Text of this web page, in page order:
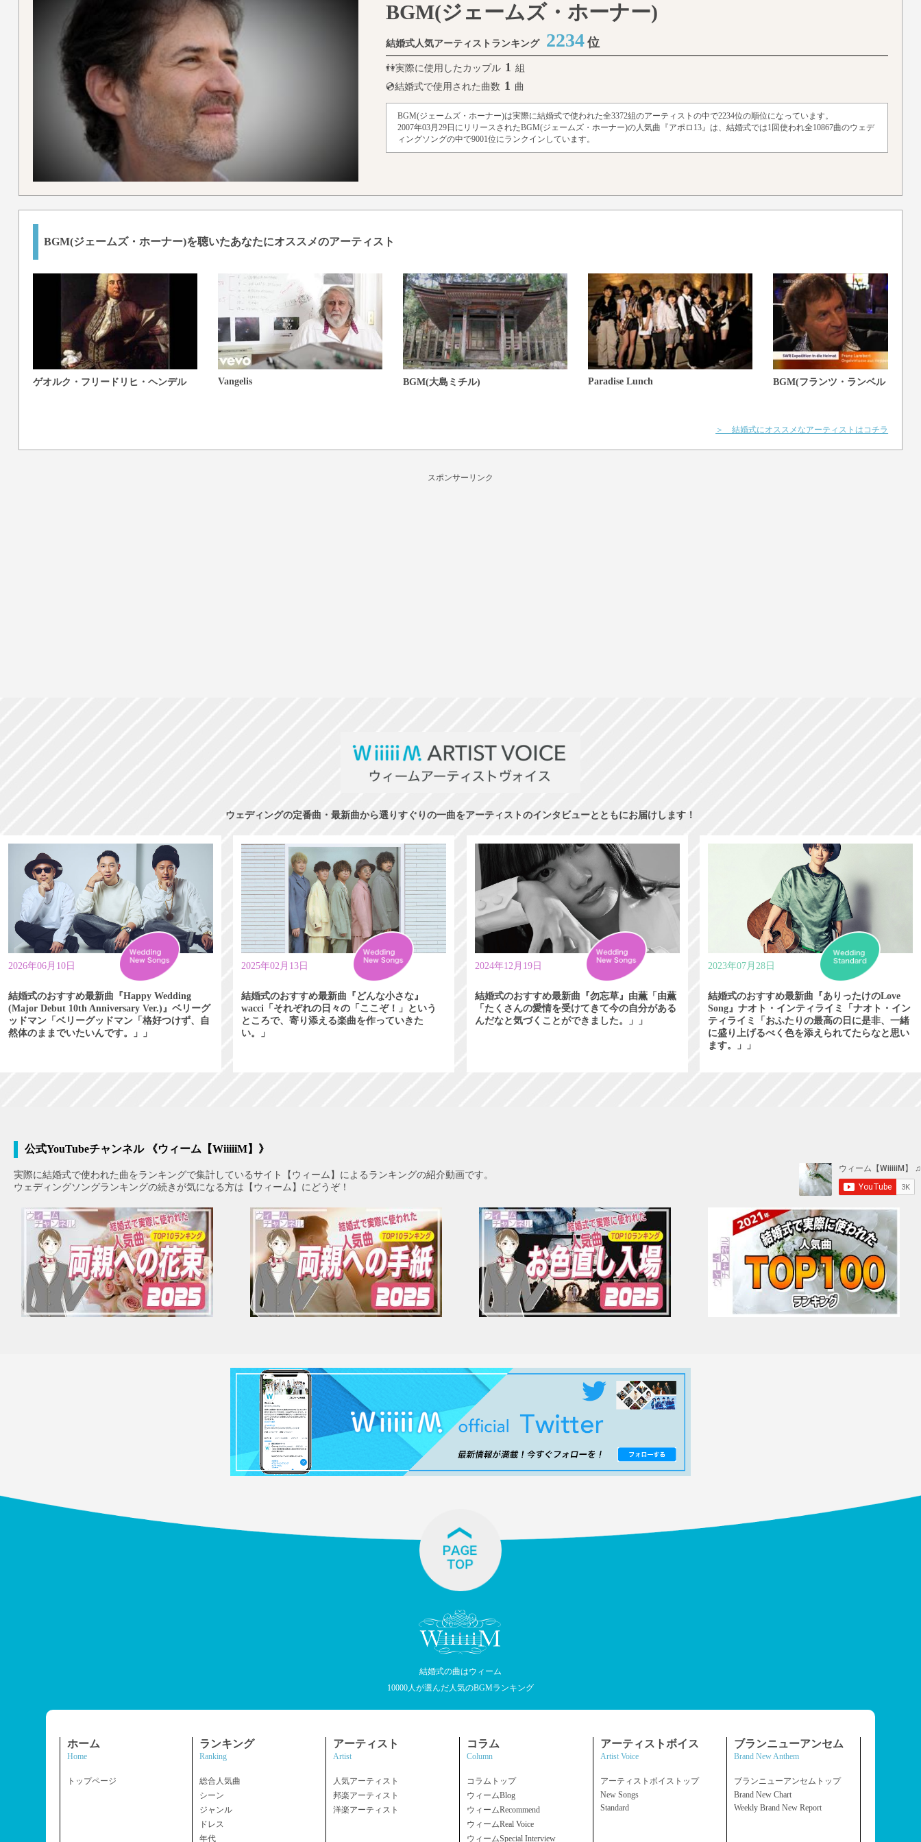
BGM(ジェームズ・ホーナー)
結婚式人気アーティストランキング 2234 位
👫実際に使用したカップル 1 組
💿結婚式で使用された曲数 1 曲
BGM(ジェームズ・ホーナー)は実際に結婚式で使われた全3372組のアーティストの中で2234位の順位になっています。
2007年03月29日にリリースされたBGM(ジェームズ・ホーナー)の人気曲『アポロ13』は、結婚式では1回使われ全10867曲のウェデ
ィングソングの中で9001位にランクインしています。
BGM(ジェームズ・ホーナー)を聴いたあなたにオススメのアーティスト
ゲオルク・フリードリヒ・ヘンデル Vangelis BGM(大島ミチル) Paradise Lunch BGM(フランツ・ランベルト)
＞ 結婚式にオススメなアーティストはコチラ
スポンサーリンク
ウェディングの定番曲・最新曲から選りすぐりの一曲をアーティストのインタビューとともにお届けします！
2026年06月10日
結婚式のおすすめ最新曲『Happy Wedding
(Major Debut 10th Anniversary Ver.)』ベリーグ
ッドマン「ベリーグッドマン「格好つけず、自
然体のままでいたいんです。」」
2025年02月13日
結婚式のおすすめ最新曲『どんな小さな』
wacci「それぞれの日々の「ここぞ！」という
ところで、寄り添える楽曲を作っていきた
い。」
2024年12月19日
結婚式のおすすめ最新曲『勿忘草』由薫「由薫
「たくさんの愛情を受けてきて今の自分がある
んだなと気づくことができました。」」
2023年07月28日
結婚式のおすすめ最新曲『ありったけのLove
Song』ナオト・インティライミ「ナオト・イン
ティライミ「おふたりの最高の日に是非、一緒
に盛り上げるべく色を添えられてたらなと思い
ます。」」
公式YouTubeチャンネル 《ウィーム【WiiiiiM】》
実際に結婚式で使われた曲をランキングで集計しているサイト【ウィーム】によるランキングの紹介動画です。
ウェディングソングランキングの続きが気になる方は【ウィーム】にどうぞ！
結婚式の曲はウィーム
10000人が選んだ人気のBGMランキング
ホーム
Home
トップページ
ランキング
Ranking
総合人気曲
シーン
ジャンル
ドレス
年代
アーティスト
Artist
人気アーティスト
邦楽アーティスト
洋楽アーティスト
コラム
Column
コラムトップ
ウィームBlog
ウィームRecommend
ウィームReal Voice
ウィームSpecial Interview
アーティストボイス
Artist Voice
アーティストボイストップ
New Songs
Standard
ブランニューアンセム
Brand New Anthem
ブランニューアンセムトップ
Brand New Chart
Weekly Brand New Report